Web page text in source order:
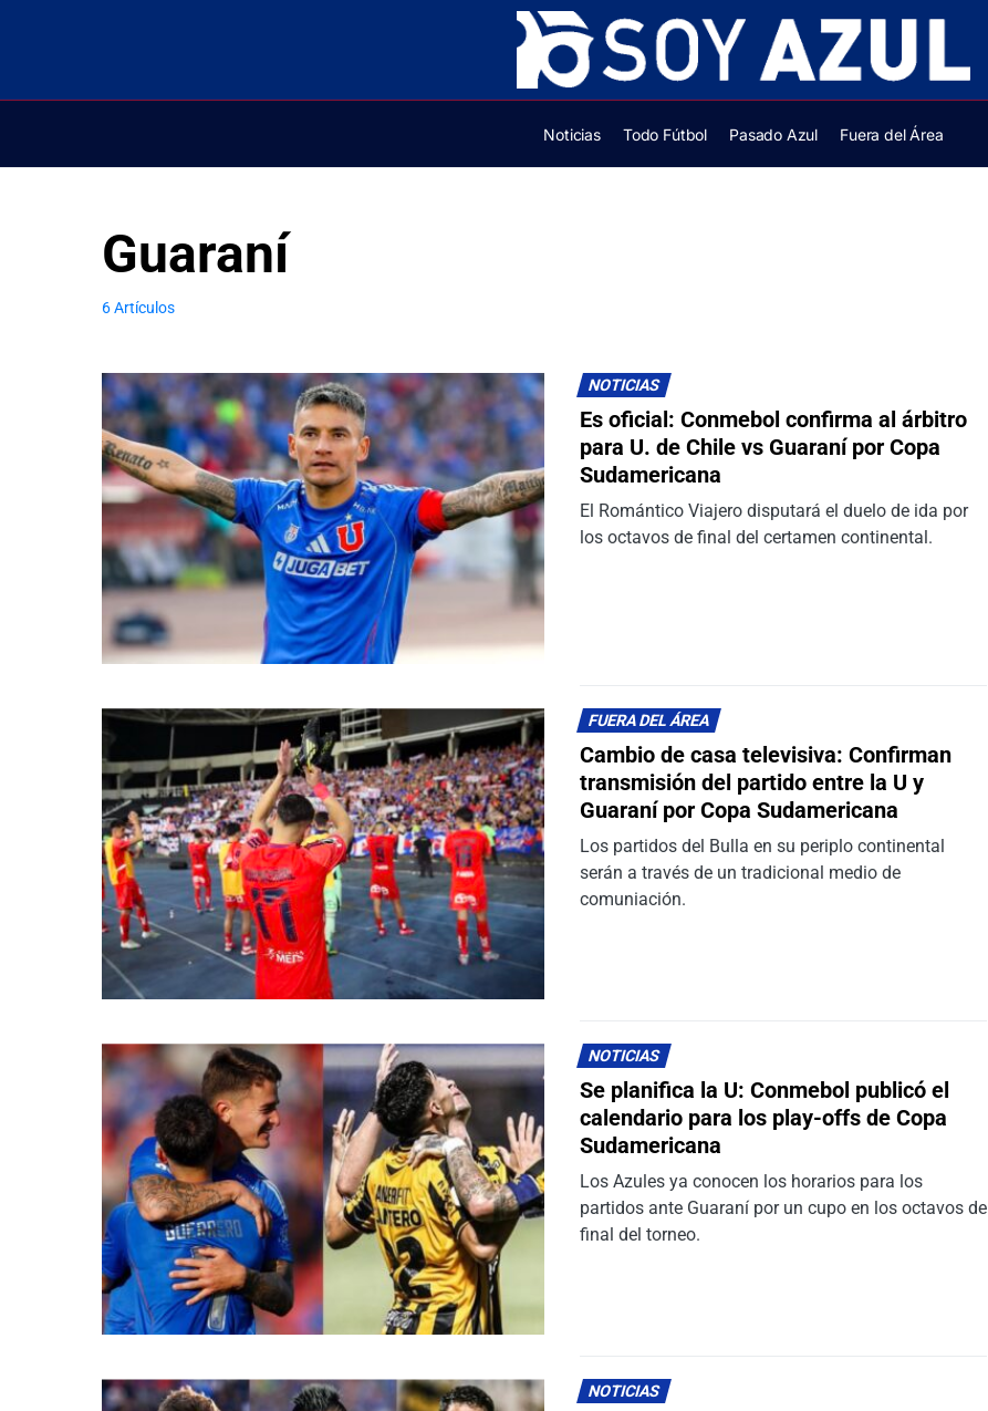
Noticias Todo Fútbol Pasado Azul Fuera del Área
Guaraní
6 Artículos
NOTICIAS
Es oficial: Conmebol confirma al árbitro
para U. de Chile vs Guaraní por Copa
Sudamericana
El Romántico Viajero disputará el duelo de ida por
los octavos de final del certamen continental.
FUERA DEL ÁREA
Cambio de casa televisiva: Confirman
transmisión del partido entre la U y
Guaraní por Copa Sudamericana
Los partidos del Bulla en su periplo continental
serán a través de un tradicional medio de
comuniación.
NOTICIAS
Se planifica la U: Conmebol publicó el
calendario para los play-offs de Copa
Sudamericana
Los Azules ya conocen los horarios para los
partidos ante Guaraní por un cupo en los octavos de
final del torneo.
NOTICIAS